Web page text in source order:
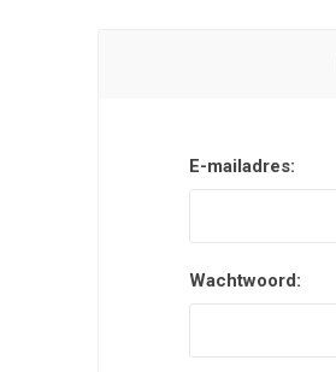
E-mailadres:
Wachtwoord: